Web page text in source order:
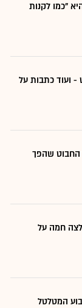
"כמו לקנות
- ועוד כתבות על
החבוט שהפך
חמה על
המטלטל